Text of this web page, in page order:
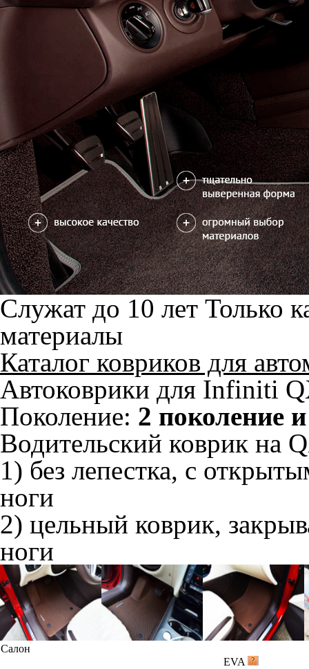
Служат до 10 лет Только
материалы
Каталог ковриков для
Автоковрики для Infiniti
Поколение: 2 поколение
Водительский коврик на
1) без лепестка, с
ноги
2) цельный коврик,
ноги
Салон
EVA